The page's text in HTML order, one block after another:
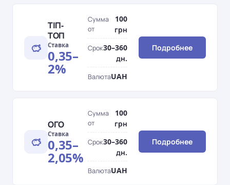
ТІП-
ТОП
Ставка
0,35–
2%
Сумма
от
100
грн
Срок30–360
дн.
ВалютаUAH
Подробнее
ОГО
Ставка
0,35–
2,05%
Сумма
от
100
грн
Срок30–360
дн.
ВалютаUAH
Подробнее